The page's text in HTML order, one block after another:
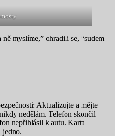
myslíme,” ohradili se, “sudem
Aktualizujte a mějte
nedělám. Telefon skončil
nepřihlásil k autu. Karta
jedno.